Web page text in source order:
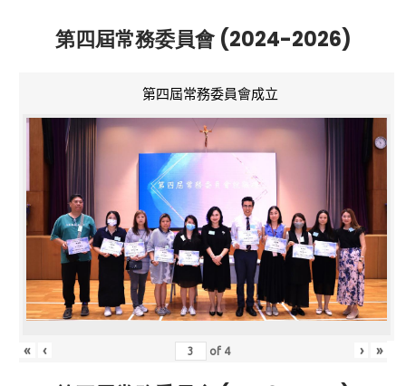
第四屆常務委員會 (2024-2026)
第四屆常務委員會成立
« ‹ of 4 › »